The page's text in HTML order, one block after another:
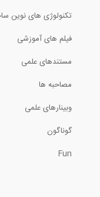
18:34
تکنولوژی های نوین
فیلم های آموزشی
مستندهای علمی
مصاحبه ها
وبینارهای علمی
گوناگون
Fun